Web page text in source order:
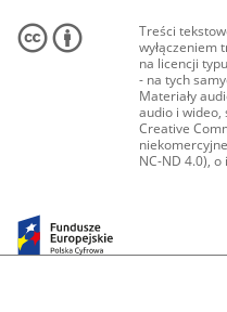
Treści
wyłączeniem
na licencji
- na tych
Materiały
audio i wideo,
Creative
NC-ND 4.0),